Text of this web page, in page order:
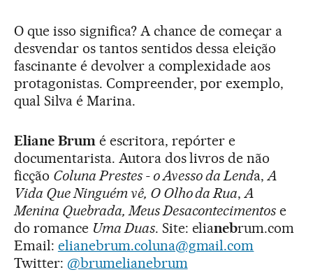
O que isso significa? A chance de começar a
desvendar os tantos sentidos dessa eleição
fascinante é devolver a complexidade aos
protagonistas. Compreender, por exemplo,
qual Silva é Marina.
Eliane Brumé escritora, repórter e
documentarista. Autora dos livros de não
ficção Coluna Prestes - o Avesso da Lenda,A
Vida Que Ninguém vê, O Olho da Rua,A
Menina Quebrada, Meus Desacontecimentos e
do romance Uma Duas. Site: elianebrum.com
Email: elianebrum.coluna@gmail.com
Twitter: @brumelianebrum